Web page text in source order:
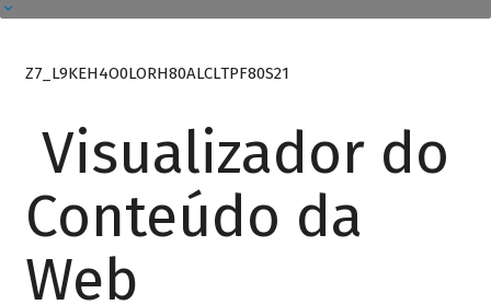
Z7_L9KEH4O0LORH80ALCLTPF80S21
Visualizador do
Conteúdo da
Web